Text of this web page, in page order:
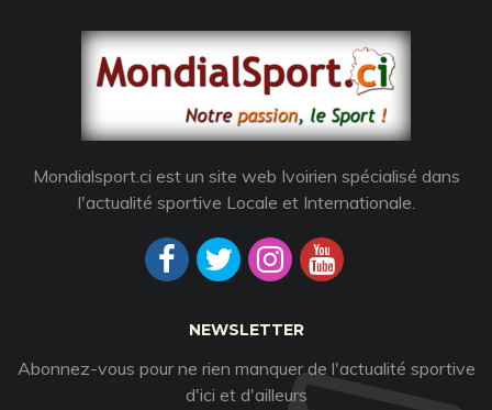
Mondialsport.ci est un site web Ivoirien spécialisé dans
l'actualité sportive Locale et Internationale.
NEWSLETTER
Abonnez-vous pour ne rien manquer de l'actualité sportive
d'ici et d'ailleurs